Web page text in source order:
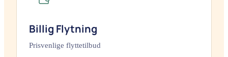
Billig Flytning
Prisvenlige flyttetilbud